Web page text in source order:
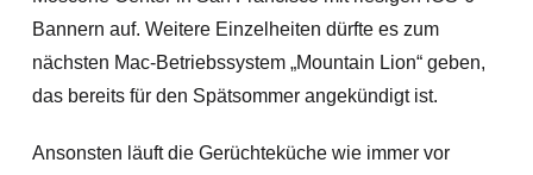
Bannern auf. Weitere Einzelheiten dürfte es zum
nächsten Mac-Betriebssystem „Mountain Lion“ geben,
das bereits für den Spätsommer angekündigt ist.
Ansonsten läuft die Gerüchteküche wie immer vor